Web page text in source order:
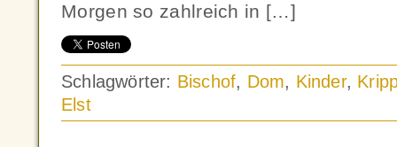
Morgen so zahlreich in […]
Schlagwörter: Bischof, Dom, Kinder,
Elst